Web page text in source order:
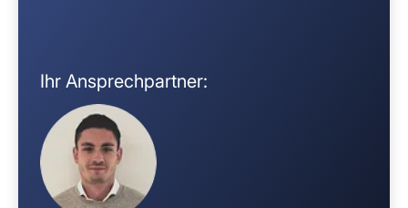
Ihr Ansprechpartner: